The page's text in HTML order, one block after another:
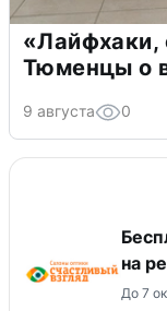
«Лайфхаки,
Тюменцы о
9 августа 0
на
До 7